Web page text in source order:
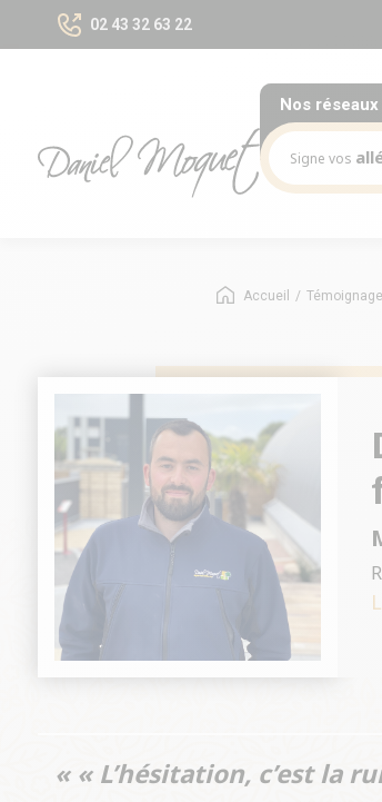
02 43 32 63 22
Nos réseaux
Signe vos
Nos opportunités
Avez-vous le bon
Accueil /
« « L’hésitation, c’est la